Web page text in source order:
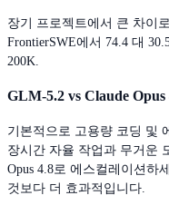
장기 프로젝트에서 큰 차이
FrontierSWE에서 74.4 대
200K.
GLM-5.2 vs Claude
기본적으로 고용량 코딩 및
장시간 자율 작업과 무거운
Opus 4.8로 에스컬레이션하
것보다 더 효과적입니다.